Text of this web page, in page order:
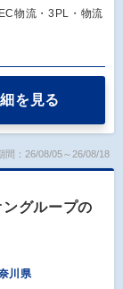
物流・3PL・物流
を見る
間：26/08/05～26/08/18
グループの
川県